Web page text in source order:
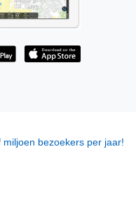
miljoen bezoekers per jaar!